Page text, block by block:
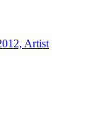
Artist